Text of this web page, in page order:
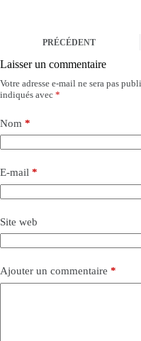
PRÉCÉDENT
Laisser un commentaire
Votre adresse e-mail ne sera pas
indiqués avec *
Nom *
E-mail *
Site web
Ajouter un commentaire *